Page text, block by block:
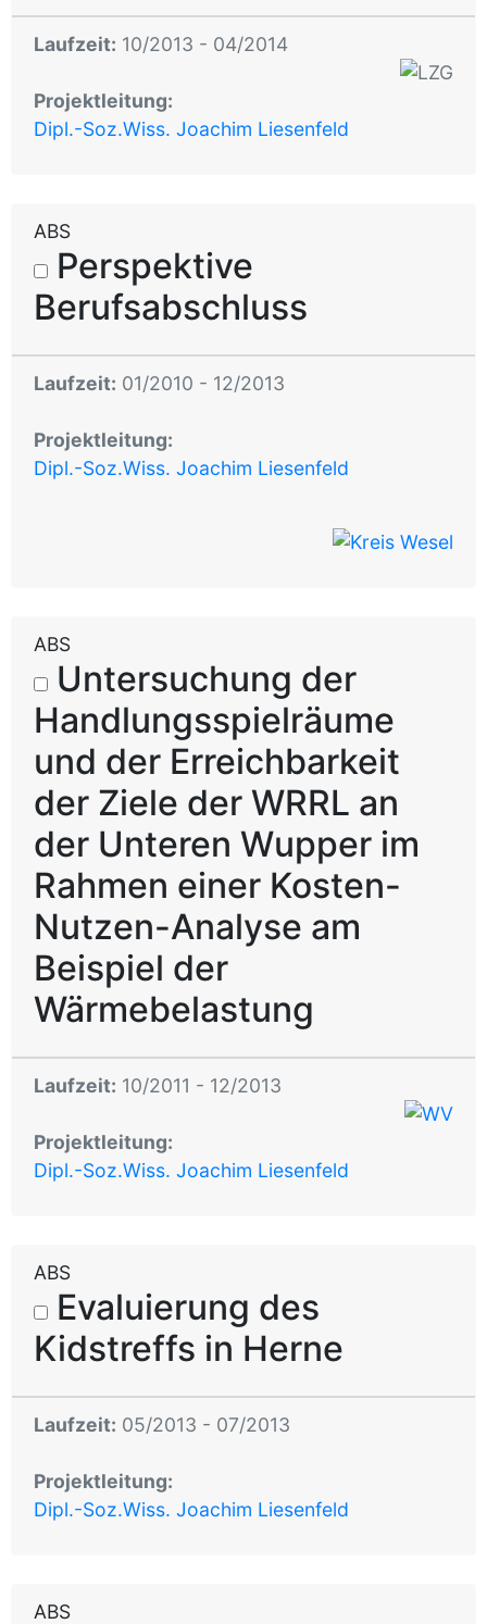
Laufzeit: 10/2013 - 04/2014
Projektleitung:
Dipl.-Soz.Wiss. Joachim Liesenfeld
ABS
Perspektive
Berufsabschluss
Laufzeit: 01/2010 - 12/2013
Projektleitung:
Dipl.-Soz.Wiss. Joachim Liesenfeld
ABS
Untersuchung der
Handlungsspielräume
und der Erreichbarkeit
der Ziele der WRRL an
der Unteren Wupper im
Rahmen einer Kosten-
Nutzen-Analyse am
Beispiel der
Wärmebelastung
Laufzeit: 10/2011 - 12/2013
Projektleitung:
Dipl.-Soz.Wiss. Joachim Liesenfeld
ABS
Evaluierung des
Kidstreffs in Herne
Laufzeit: 05/2013 - 07/2013
Projektleitung:
Dipl.-Soz.Wiss. Joachim Liesenfeld
ABS